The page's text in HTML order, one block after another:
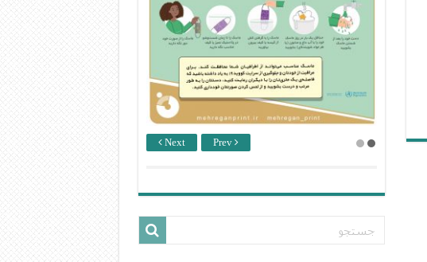
Next Prev